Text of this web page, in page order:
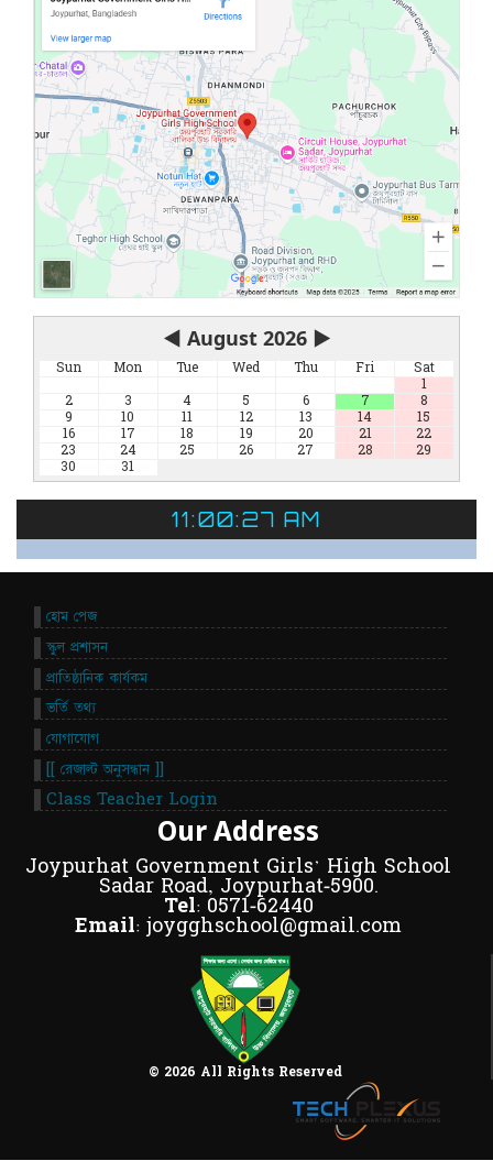
◀ August 2026 ▶
Sun Mon Tue Wed Thu Fri
Sat
1
2
3 4 5 6 7
8
9
10 11 12 13 14
15
16
17 18 19 20 21
22
23
24 25 26 27 28
29
30
31
11:00:27 AM
© 2026 All Rights Reserved
Our Address
Joypurhat Government Girls' High School
Sadar Road, Joypurhat-5900.
Tel: 0571-62440
Email: joygghschool@gmail.com
হোম পেজ
স্কুল প্রশাসন
প্রাতিষ্ঠানিক কার্যকম
ভর্তি তথ্য
যোগাযোগ
[[ রেজাল্ট অনুসন্ধান ]]
Class Teacher Login